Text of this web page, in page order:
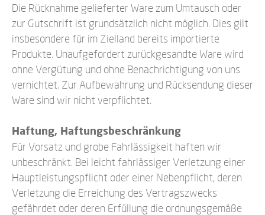
Die Rücknahme gelieferter Ware zum Umtausch oder
zur Gutschrift ist grundsätzlich nicht möglich. Dies gilt
insbesondere für im Zielland bereits importierte
Produkte. Unaufgefordert zurückgesandte Ware wird
ohne Vergütung und ohne Benachrichtigung von uns
vernichtet. Zur Aufbewahrung und Rücksendung dieser
Ware sind wir nicht verpflichtet.
Haftung, Haftungsbeschränkung
Für Vorsatz und grobe Fahrlässigkeit haften wir
unbeschränkt. Bei leicht fahrlässiger Verletzung einer
Hauptleistungspflicht oder einer Nebenpflicht, deren
Verletzung die Erreichung des Vertragszwecks
gefährdet oder deren Erfüllung die ordnungsgemäße